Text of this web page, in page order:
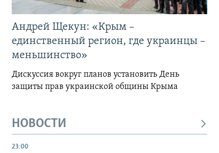
Андрей Щекун: «Крым –
единственный регион, где украинцы –
меньшинство»
Дискуссия вокруг планов установить День
защиты прав украинской общины Крыма
НОВОСТИ
23:00